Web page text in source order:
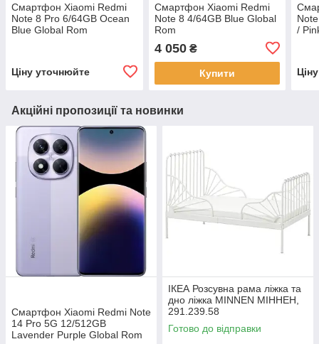
Смартфон Xiaomi Redmi
Note 8 Pro 6/64GB Ocean
Blue Global Rom
Ціну уточнюйте
Смартфон Xiaomi Redmi
Note 8 4/64GB Blue Global
Rom
4 050₴
Купити
/
Акційні пропозиції та новинки
Смартфон Xiaomi Redmi Note
14 Pro 5G 12/512GB
Lavender Purple Global Rom
ІКЕА Розсувна рама ліжка та
дно ліжка MINNEN МІННЕН,
291.239.58
Готово до відправки